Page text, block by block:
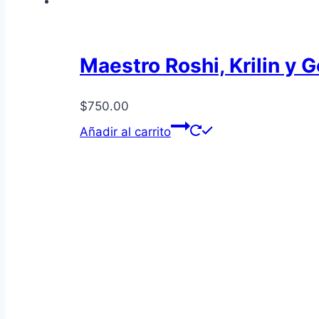
Maestro Roshi, Krilin y
$750.00
Añadir al carrito